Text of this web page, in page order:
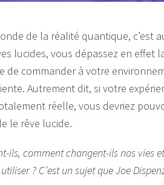
de la réalité quantique, c’est
lucides, vous dépassez en effet
commander à votre
Autrement dit, si votre
réelle, vous devriez
le rêve lucide.
ils, comment changent-ils nos vies
? C’est un sujet que Joe